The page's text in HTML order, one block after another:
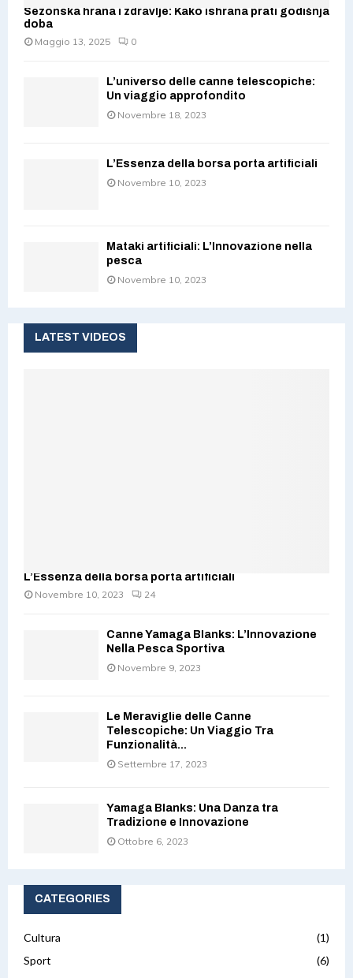
Sezonska hrana i zdravlje: Kako ishrana prati godišnja
doba
Maggio 13, 2025
0
L’universo delle canne telescopiche:
Un viaggio approfondito
Novembre 18, 2023
L’Essenza della borsa porta artificiali
Novembre 10, 2023
Mataki artificiali: L’Innovazione nella
pesca
Novembre 10, 2023
LATEST VIDEOS
L’Essenza della borsa porta artificiali
Novembre 10, 2023
24
Canne Yamaga Blanks: L’Innovazione
Nella Pesca Sportiva
Novembre 9, 2023
Le Meraviglie delle Canne
Telescopiche: Un Viaggio Tra
Funzionalità...
Settembre 17, 2023
Yamaga Blanks: Una Danza tra
Tradizione e Innovazione
Ottobre 6, 2023
CATEGORIES
Cultura
(1)
Sport
(6)